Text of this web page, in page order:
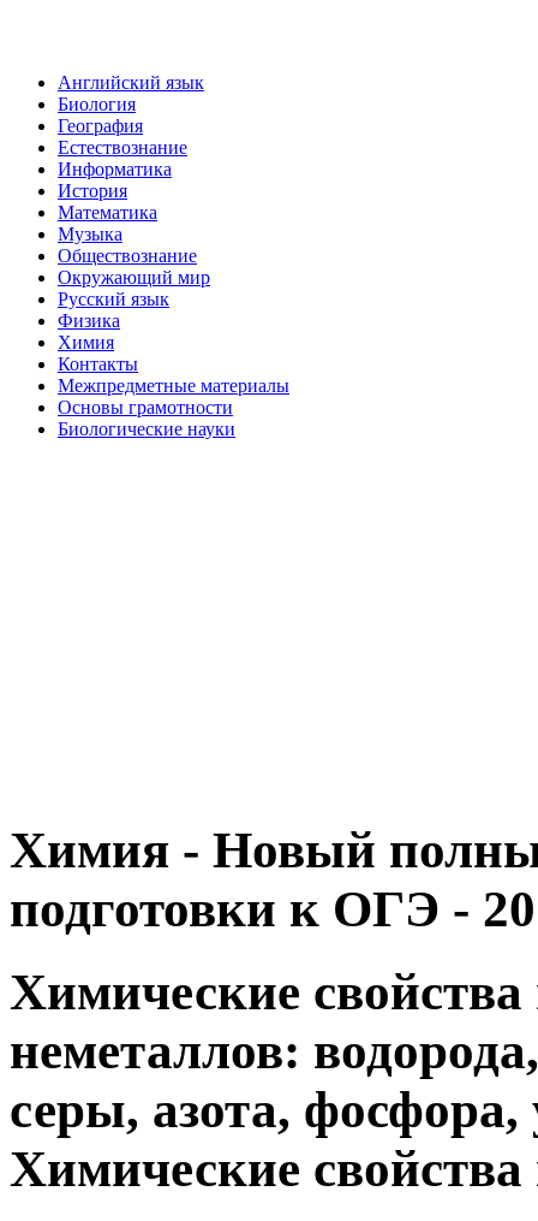
Английский язык
Биология
География
Естествознание
Информатика
История
Математика
Музыка
Обществознание
Окружающий мир
Русский язык
Физика
Химия
Контакты
Межпредметные материалы
Основы грамотности
Биологические науки
Химия - Новый
подготовки к ОГЭ -
Химические
неметаллов:
серы, азота,
Химические